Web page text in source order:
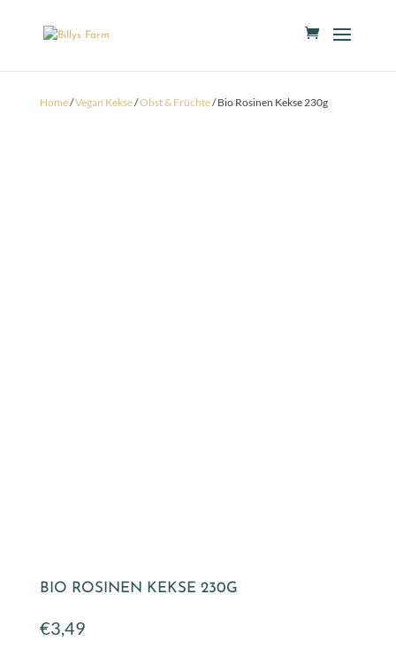
Home/Vegan Kekse/Obst & Früchte/ Bio Rosinen Kekse 230g
BIO ROSINEN KEKSE 230G
€3,49